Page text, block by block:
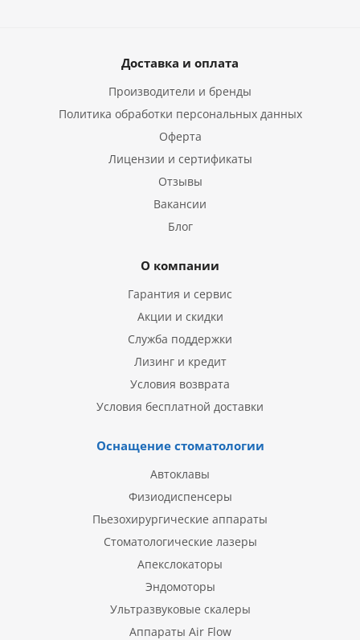
Доставка и оплата
Производители и бренды
Политика обработки персональных данных
Оферта
Лицензии и сертификаты
Отзывы
Вакансии
Блог
О компании
Гарантия и сервис
Акции и скидки
Служба поддержки
Лизинг и кредит
Условия возврата
Условия бесплатной доставки
Оснащение стоматологии
Автоклавы
Физиодиспенсеры
Пьезохирургические аппараты
Стоматологические лазеры
Апекслокаторы
Эндомоторы
Ультразвуковые скалеры
Аппараты Air Flow